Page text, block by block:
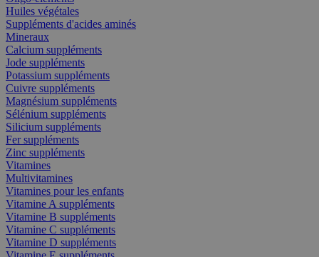
Huiles végétales
Suppléments d'acides aminés
Mineraux
Calcium suppléments
Jode suppléments
Potassium suppléments
Cuivre suppléments
Magnésium suppléments
Sélénium suppléments
Silicium suppléments
Fer suppléments
Zinc suppléments
Vitamines
Multivitamines
Vitamines pour les enfants
Vitamine A suppléments
Vitamine B suppléments
Vitamine C suppléments
Vitamine D suppléments